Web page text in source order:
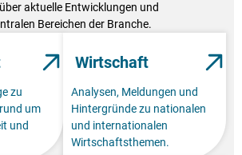
aktuelle Entwicklungen und
Bereichen der Branche.
zu
um
und
Wirtschaft
Analysen, Meldungen und
Hintergründe zu nationalen
und internationalen
Wirtschaftsthemen.